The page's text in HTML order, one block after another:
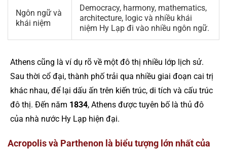
Ngôn ngữ và
khái niệm
Democracy, harmony, mathematics,
architecture, logic và nhiều khái
niệm Hy Lạp đi vào nhiều ngôn ngữ.
Athens cũng là ví dụ rõ về một đô thị nhiều lớp lịch sử.
Sau thời cổ đại, thành phố trải qua nhiều giai đoạn cai trị
khác nhau, để lại dấu ấn trên kiến trúc, di tích và cấu trúc
đô thị. Đến năm 1834, Athens được tuyên bố là thủ đô
của nhà nước Hy Lạp hiện đại.
Acropolis và Parthenon là biểu tượng lớn nhất của